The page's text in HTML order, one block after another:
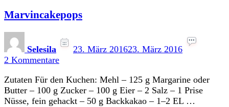
Marvincakepops
Selesila 23. März 201623. März 2016
2 Kommentarezu
Zutaten Für den Kuchen: Mehl – 125 g Margarine oder
Butter – 100 g Zucker – 100 g Eier – 2 Salz – 1 Prise
Nüsse, fein gehackt – 50 g Backkakao – 1–2 EL …